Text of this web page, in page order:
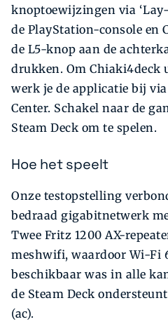
knoptoewijzingen via
de PlayStation-console en
de L5-knop aan de
drukken. Om Chiaki4deck
werk je de applicatie bij
Center. Schakel naar de
Steam Deck om te spelen.
Hoe het speelt
Onze testopstelling
bedraad gigabitnetwerk
Twee Fritz 1200 AX-
meshwifi, waardoor Wi-Fi
beschikbaar was in alle
de Steam Deck
(ac).